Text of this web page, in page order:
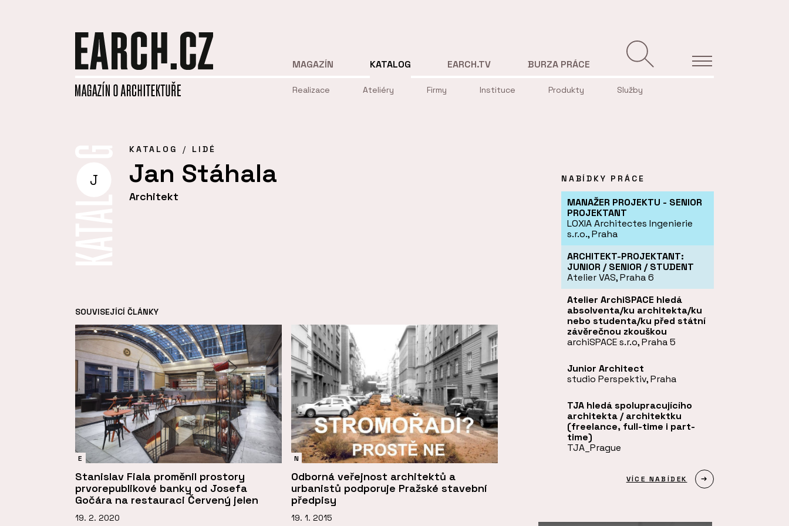
MAGAZÍN KATALOG
Realizace Ateliéry Firmy Instituce Produkty Služby
EARCH.TV BURZA PRÁCE
J
KATALOG LIDÉ
Jan Stáhala
Architekt
SOUVISEJÍCÍ ČLÁNKY
E
Stanislav Fiala proměnil prostory
prvorepublikové banky od Josefa
Gočára na restauraci Červený jelen
19. 2. 2020
N
Odborná veřejnost architektů a
urbanistů podporuje Pražské stavební
předpisy
19. 1. 2015
NABÍDKY PRÁCE
MANAŽER PROJEKTU - SENIOR
PROJEKTANT
LOXIA Architectes Ingenierie
s.r.o., Praha
ARCHITEKT-PROJEKTANT:
JUNIOR / SENIOR / STUDENT
Atelier VAS, Praha 6
Atelier ArchiSPACE hledá
absolventa/ku architekta/ku
nebo studenta/ku před státní
závěrečnou zkouškou
archiSPACE s.r.o, Praha 5
Junior Architect
studio Perspektiv, Praha
TJA hledá spolupracujícího
architekta / architektku
(freelance, full-time i part-
time)
TJA_Prague
VÍCE NABÍDEK